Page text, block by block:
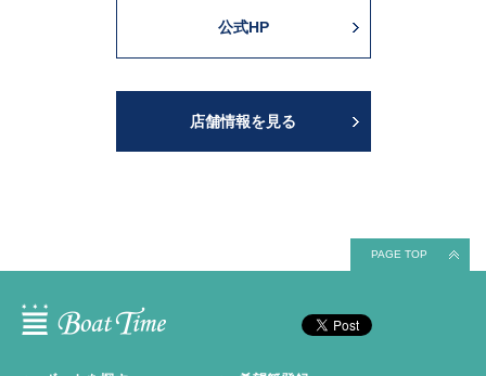
公式HP
店舗情報を見る
PAGE TOP